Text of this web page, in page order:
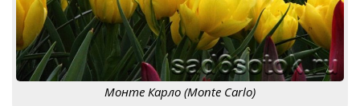
Монте Карло (Monte Carlo)